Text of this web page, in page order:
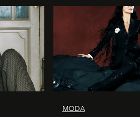
MODA